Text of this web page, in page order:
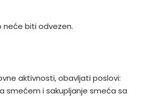
neće biti odvezen.
aktivnosti, obavljati poslovi:
smećem i sakupljanje smeća sa